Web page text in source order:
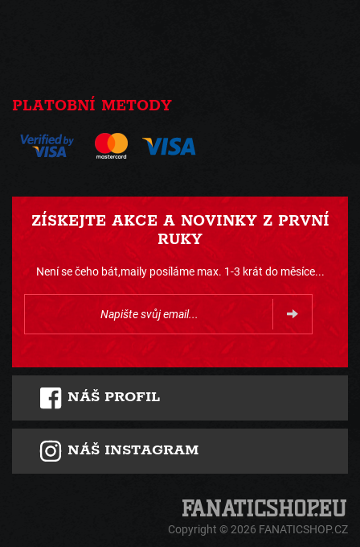
PLATOBNÍ METODY
ZÍSKEJTE AKCE A NOVINKY Z PRVNÍ
RUKY
Není se čeho bát,maily posíláme max. 1-3 krát do měsíce...
NÁŠ PROFIL
NÁŠ INSTAGRAM
Copyright © 2026 FANATICSHOP.CZ